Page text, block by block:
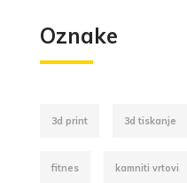
Oznake
3d print 3d tiskanje
fitnes kamniti vrtovi